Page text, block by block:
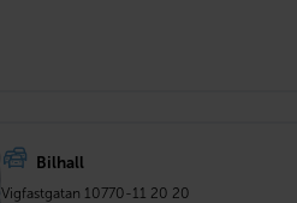
Bilhall
Vigfastgatan 1 0770-11 20 20